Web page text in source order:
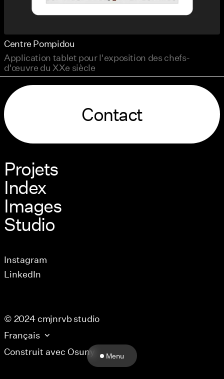
Menu
Centre Pompidou
Application tablet pour l'exposition des chefs-
d'œuvre du XXe siècle
Projets
Index
Images
Studio
Instagram
LinkedIn
Contact
© 2024 cmjnrvb studio
Français
Construit avec Osuny